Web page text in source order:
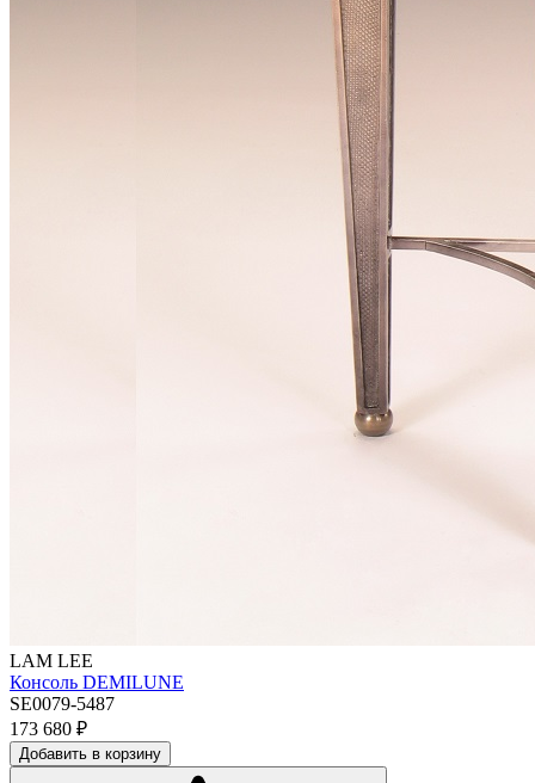
LAM LEE
Консоль DEMILUNE
SE0079-5487
173 680 ₽
Добавить в корзину